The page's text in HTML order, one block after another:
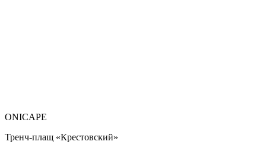
ONICAPE
Тренч-плащ «Крестовский»